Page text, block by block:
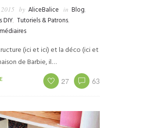
by AliceBalice in Blog,
DIY, Tutoriels & Patrons,
(ici et ici) et la déco (ici et
de Barbie, il…
27 63